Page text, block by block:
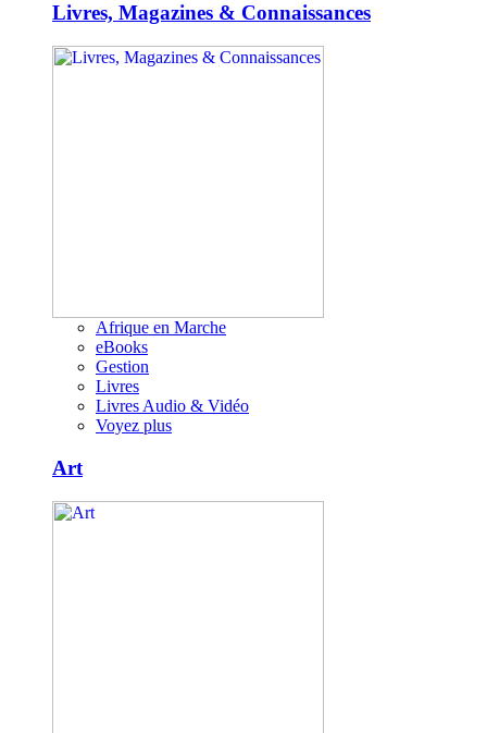
Livres, Magazines & Connaissances
Afrique en Marche
eBooks
Gestion
Livres
Livres Audio & Vidéo
Voyez plus
Art